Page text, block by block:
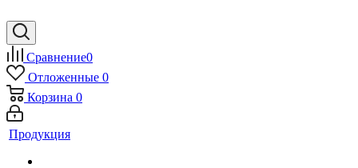
Сравнение0
Отложенные 0
Корзина 0
Продукция